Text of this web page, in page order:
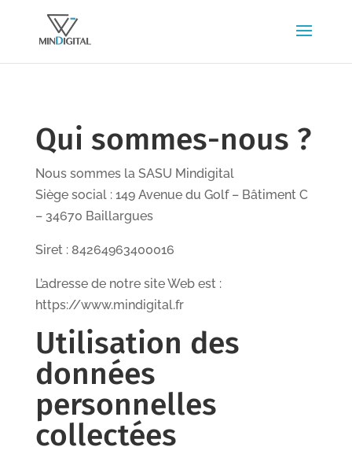
Qui sommes-nous ?
Nous sommes la SASU Mindigital
Siège social : 149 Avenue du Golf – Bâtiment C
– 34670 Baillargues
Siret : 84264963400016
L’adresse de notre site Web est :
https://www.mindigital.fr
Utilisation des
données
personnelles
collectées